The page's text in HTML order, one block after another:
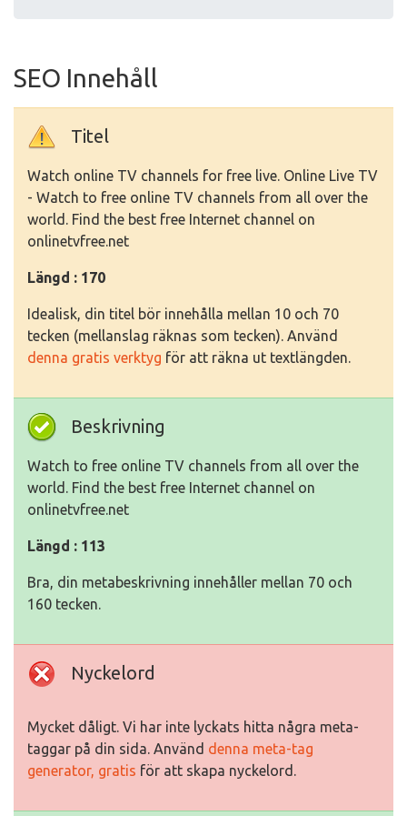
SEO Innehåll
Titel
Watch online TV channels for free live. Online Live TV
- Watch to free online TV channels from all over the
world. Find the best free Internet channel on
onlinetvfree.net
Längd : 170
Idealisk, din titel bör innehålla mellan 10 och 70
tecken (mellanslag räknas som tecken). Använd
denna gratis verktyg för att räkna ut textlängden.
Beskrivning
Watch to free online TV channels from all over the
world. Find the best free Internet channel on
onlinetvfree.net
Längd : 113
Bra, din metabeskrivning innehåller mellan 70 och
160 tecken.
Nyckelord
Mycket dåligt. Vi har inte lyckats hitta några meta-
taggar på din sida. Använd denna meta-tag
generator, gratis för att skapa nyckelord.